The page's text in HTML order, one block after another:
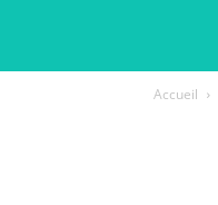
Accueil